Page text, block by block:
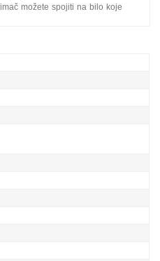
možete spojiti na bilo koje